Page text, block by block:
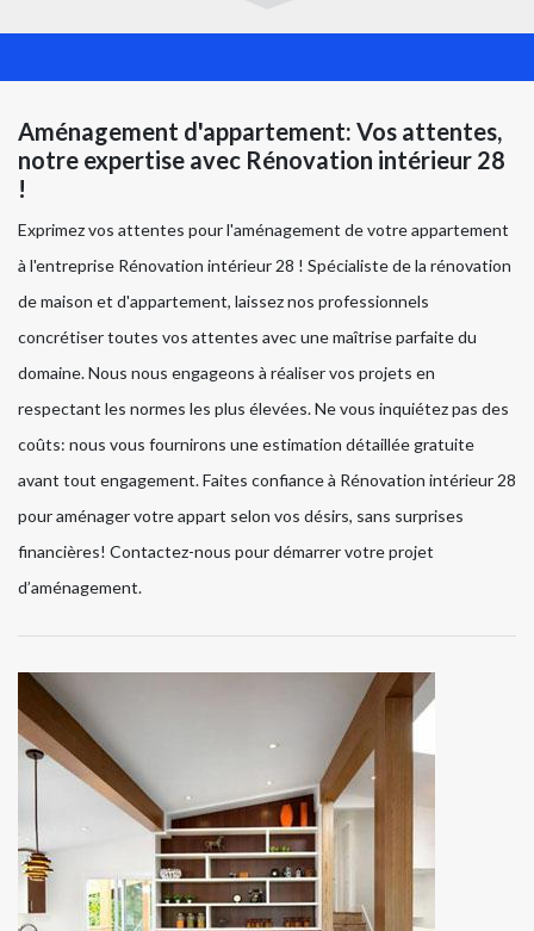
Aménagement d'appartement: Vos attentes,
notre expertise avec Rénovation intérieur 28
!
Exprimez vos attentes pour l'aménagement de votre appartement
à l'entreprise Rénovation intérieur 28 ! Spécialiste de la rénovation
de maison et d'appartement, laissez nos professionnels
concrétiser toutes vos attentes avec une maîtrise parfaite du
domaine. Nous nous engageons à réaliser vos projets en
respectant les normes les plus élevées. Ne vous inquiétez pas des
coûts: nous vous fournirons une estimation détaillée gratuite
avant tout engagement. Faites confiance à Rénovation intérieur 28
pour aménager votre appart selon vos désirs, sans surprises
financières! Contactez-nous pour démarrer votre projet
d’aménagement.